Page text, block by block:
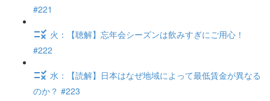
#221
火：【聴解】忘年会シーズンは飲みすぎにご用心！
#222
水：【読解】日本はなぜ地域によって最低賃金が異なる
のか？ #223